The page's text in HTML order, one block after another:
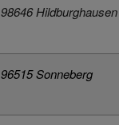
98646 Hildburghausen
96515 Sonneberg